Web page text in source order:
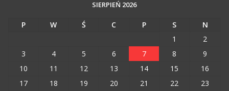
SIERPIEŃ 2026
P W Ś C P S
N
1
2
3
4 5 6 7 8
9
10
11 12 13 14 15
16
17
18 19 20 21 22
23